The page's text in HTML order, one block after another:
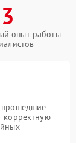
3
опыт работы
прошедшие
корректную